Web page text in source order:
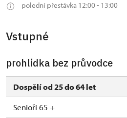
polední přestávka 12:00 - 13:00
Vstupné
prohlídka bez průvodce
Dospělí od 25 do 64 let
Senioři 65 +